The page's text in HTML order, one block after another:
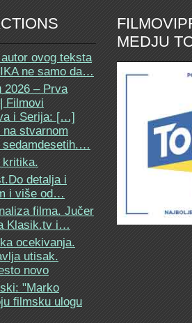
ovog teksta
ne samo da…
2026 – Prva
Filmovi
i Serija: […]
stvarnom
kritika.
detalja i
i više od…
filma. Jučer
Klasik.tv i…
ocekivanja.
utisak.
novo
"Marko
filmsku ulogu
MEDJU